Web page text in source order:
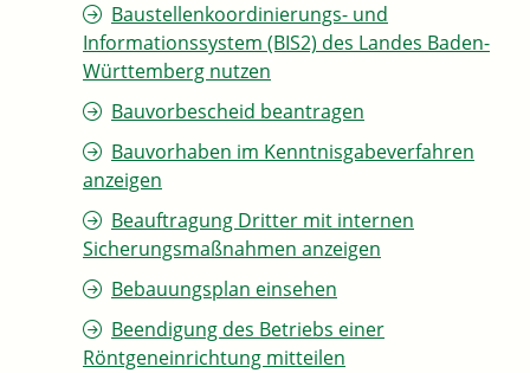
Baustellenkoordinierungs- und
Informationssystem (BIS2) des Landes Baden-
Württemberg nutzen
Bauvorbescheid beantragen
Bauvorhaben im Kenntnisgabeverfahren
anzeigen
Beauftragung Dritter mit internen
Sicherungsmaßnahmen anzeigen
Bebauungsplan einsehen
Beendigung des Betriebs einer
Röntgeneinrichtung mitteilen